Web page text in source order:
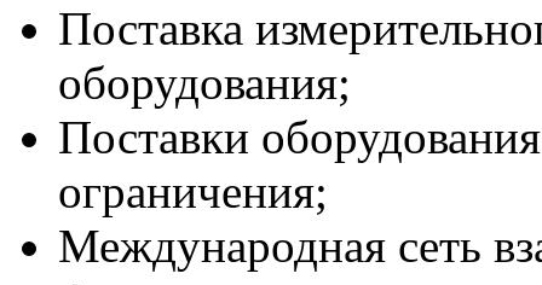
Поставка
оборудования;
Поставки
ограничения;
Международная сеть